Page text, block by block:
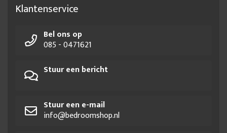
Klantenservice
Bel ons op
085 - 0471621
Stuur een bericht
Stuur een e-mail
info@bedroomshop.nl